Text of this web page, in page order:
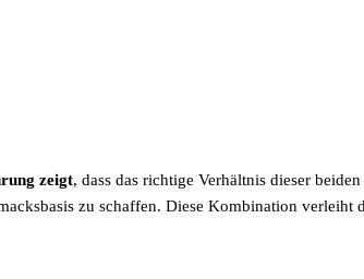
zeigt, dass das richtige Verhältnis dieser
zu schaffen. Diese Kombination